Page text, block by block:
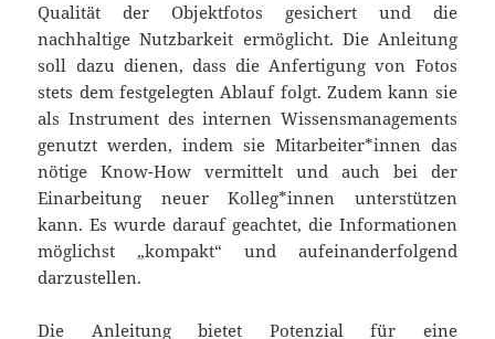
Qualität der Objektfotos gesichert und die
nachhaltige Nutzbarkeit ermöglicht. Die Anleitung
soll dazu dienen, dass die Anfertigung von Fotos
stets dem festgelegten Ablauf folgt. Zudem kann sie
als Instrument des internen Wissensmanagements
genutzt werden, indem sie Mitarbeiter*innen das
nötige Know-How vermittelt und auch bei der
Einarbeitung neuer Kolleg*innen unterstützen
kann. Es wurde darauf geachtet, die Informationen
möglichst „kompakt“ und aufeinanderfolgend
darzustellen.
Die Anleitung bietet Potenzial für eine